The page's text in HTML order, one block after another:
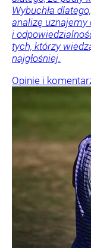
Wybuchła
analizę uznajemy
i
tych, którzy
najgłośniej.
Opinie i